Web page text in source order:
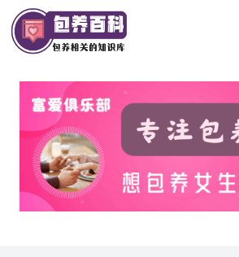
Skip
to
content